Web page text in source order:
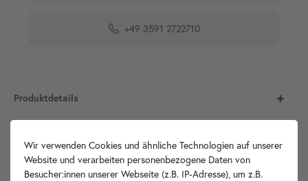
+49 3591 2722710
Produktdetails
Technische Zeichnung
Wir verwenden Cookies und ähnliche Technologien auf unserer
Website und verarbeiten personenbezogene Daten von
Besucher:innen unserer Webseite (z.B. IP-Adresse), um z.B.